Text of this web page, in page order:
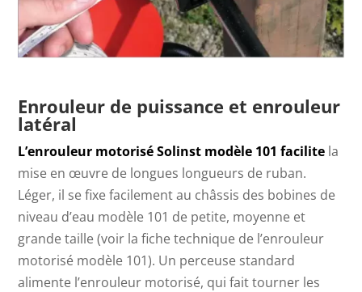
Enrouleur de puissance et enrouleur
latéral
L’enrouleur motorisé Solinst modèle 101 facilite la
mise en œuvre de longues longueurs de ruban.
Léger, il se fixe facilement au châssis des bobines de
niveau d’eau modèle 101 de petite, moyenne et
grande taille (voir la fiche technique de l’enrouleur
motorisé modèle 101). Un perceuse standard
alimente l’enrouleur motorisé, qui fait tourner les